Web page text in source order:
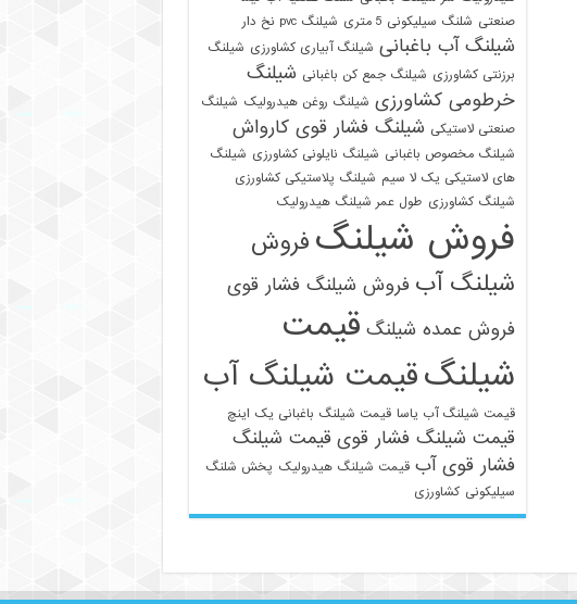
صنعتی شلنگ سیلیکونی 5 متری شیلنگ pvc نخ دار
شیلنگ آب باغبانی شیلنگ آبیاری کشاورزی شیلنگ
برزنتی کشاورزی شیلنگ جمع کن باغبانی شیلنگ
خرطومی کشاورزی شیلنگ روغن هیدرولیک شیلنگ
صنعتی لاستیکی شیلنگ فشار قوی کارواش
شیلنگ مخصوص باغبانی شیلنگ نایلونی کشاورزی شیلنگ
های لاستیکی یک لا سیم شیلنگ پلاستیکی کشاورزی
شیلنگ کشاورزی طول عمر شیلنگ هیدرولیک
فروش شیلنگ فروش
شیلنگ آب فروش شیلنگ فشار قوی
فروش عمده شیلنگ قیمت
شیلنگقیمت شیلنگ آب
قیمت شیلنگ آب یاسا قیمت شیلنگ باغبانی یک اینچ
قیمت شیلنگ فشار قوی قیمت شیلنگ
فشار قوی آب قیمت شیلنگ هیدرولیک پخش شلنگ
سیلیکونی کشاورزی